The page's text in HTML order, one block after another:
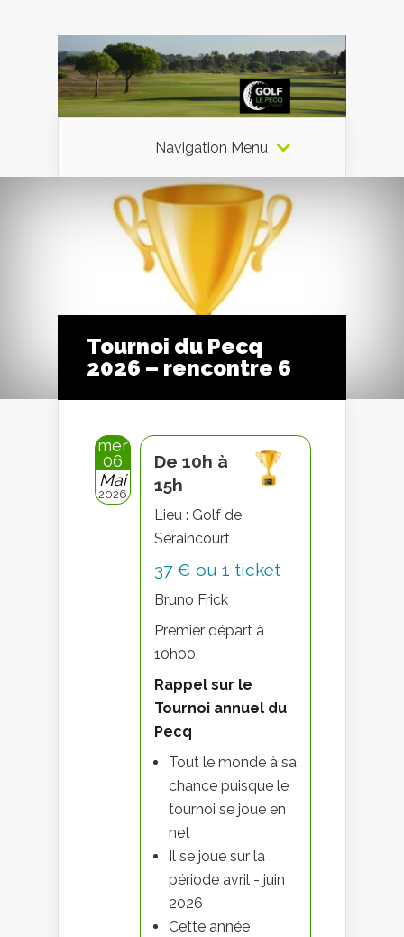
Navigation Menu
Tournoi du Pecq
2026 – rencontre 6
mer
06
Mai
2026
De 10h à
15h
Lieu : Golf de
Séraincourt
37 € ou 1 ticket
Bruno Frick
Premier départ à
10h00.
Rappel sur le
Tournoi annuel du
Pecq
Tout le monde à sa
chance puisque le
tournoi se joue en
net
Il se joue sur la
période avril - juin
2026
Cette année